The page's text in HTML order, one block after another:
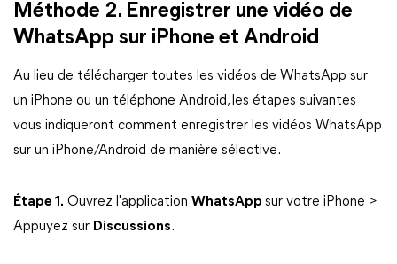
Méthode 2. Enregistrer une vidéo de
WhatsApp sur iPhone et Android
Au lieu de télécharger toutes les vidéos de WhatsApp sur
un iPhone ou un téléphone Android, les étapes suivantes
vous indiqueront comment enregistrer les vidéos WhatsApp
sur un iPhone/Android de manière sélective.
Étape 1. Ouvrez l'application WhatsApp sur votre iPhone >
Appuyez sur Discussions.